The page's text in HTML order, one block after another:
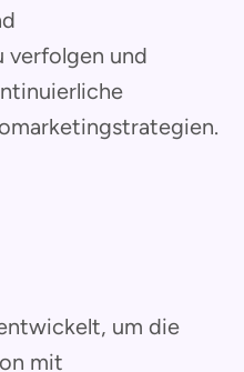
verfolgen und
um die
mit